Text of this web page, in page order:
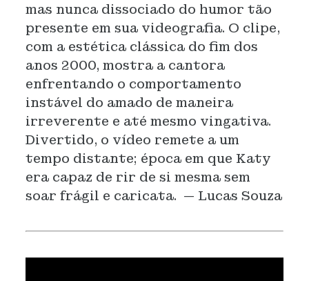
mas nunca dissociado do humor tão
presente em sua videografia. O clipe,
com a estética clássica do fim dos
anos 2000, mostra a cantora
enfrentando o comportamento
instável do amado de maneira
irreverente e até mesmo vingativa.
Divertido, o vídeo remete a um
tempo distante; época em que Katy
era capaz de rir de si mesma sem
soar frágil e caricata. — Lucas Souza